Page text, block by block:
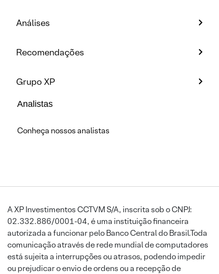
Análises
Recomendações
Grupo XP
Analistas
Conheça nossos analistas
A XP Investimentos CCTVM S/A, inscrita sob o CNPJ:
02.332.886/0001-04, é uma instituição financeira
autorizada a funcionar pelo Banco Central do Brasil.Toda
comunicação através de rede mundial de computadores
está sujeita a interrupções ou atrasos, podendo impedir
ou prejudicar o envio de ordens ou a recepção de